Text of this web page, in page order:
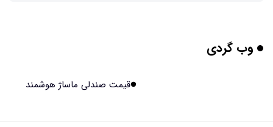
وب گردی
قیمت صندلی ماساژ هوشمند